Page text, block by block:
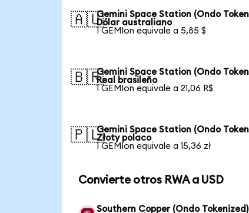
🇦🇺Gemini Space Station (Ondo
Dólar australiano
1 GEMIon equivale a 5,85 $
🇧🇷Gemini Space Station (Ondo
Real brasileño
1 GEMIon equivale a 21,06 R$
🇵🇱Gemini Space Station (Ondo
Złoty polaco
1 GEMIon equivale a 15,36 zł
Convierte otros RWA a USD
Southern Copper (Ondo